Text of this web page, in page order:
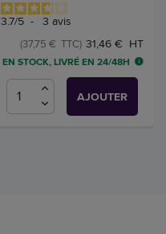
3.7/5 - 3 avis
31,46 € HT
(37,75 € TTC)
EN STOCK, LIVRÉ EN 24/48H
AJOUTER